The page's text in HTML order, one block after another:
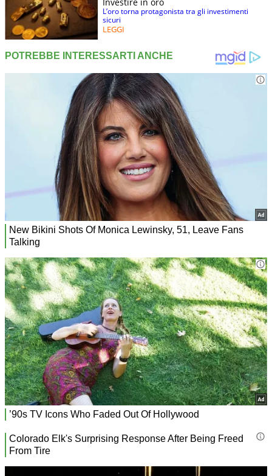
L’oro torna protagonista tra gli investimenti
sicuri
LEGGI